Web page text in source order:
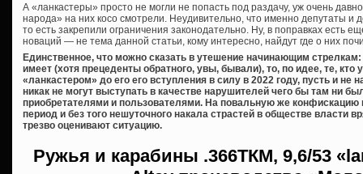
А «ланкастеры» просто не могли не попасть под раздачу, уж очень
народа» на них косо смотрели. Неудивительно, что именно депутаты и
то есть закрепили ограничения законодательно. Ну, в поправках есть
новаций — не тема данной статьи, кому интересно, найдут где о них
Единственное, что можно сказать в утешение начинающим
имеет (хотя прецеденты обратного, увы, бывали), то, по идее, те, кто
«ланкастером» до его его вступления в силу в 2022 году, пусть и не
никак не могут выступать в качестве нарушителей чего бы там ни
приобретателями и пользователями. На повальную же конфискацию
период и без того нешуточного накала страстей в обществе власти
трезво оценивают ситуацию.
Ружья и карабины .366ТКМ, 9,6/53